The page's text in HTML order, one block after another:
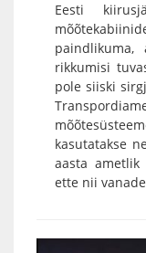
Eesti
rikkumisi
pole siiski
kasutatakse
aasta ametlik
ette nii